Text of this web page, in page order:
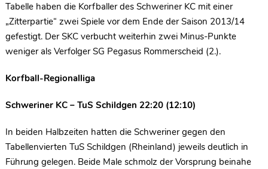
Tabelle haben die Korfballer des Schweriner KC mit einer
„Zitterpartie“ zwei Spiele vor dem Ende der Saison 2013/14
gefestigt. Der SKC verbucht weiterhin zwei Minus-Punkte
weniger als Verfolger SG Pegasus Rommerscheid (2.).
Korfball-Regionalliga
Schweriner KC – TuS Schildgen 22:20 (12:10)
In beiden Halbzeiten hatten die Schweriner gegen den
Tabellenvierten TuS Schildgen (Rheinland) jeweils deutlich in
Führung gelegen. Beide Male schmolz der Vorsprung beinahe